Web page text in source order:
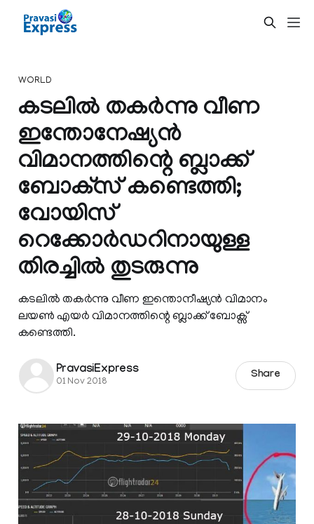
WORLD
കടലില്‍ തകര്‍ന്നു വീണ
ഇന്തോനേഷ്യന്‍
വിമാനത്തിന്റെ ബ്ലാക്ക്
ബോക്‌സ് കണ്ടെത്തി;
വോയിസ്
റെക്കോര്‍ഡറിനായുള്ള
തിരച്ചില്‍ തുടരുന്നു
കടലില്‍ തകർന്നു വീണ ഇന്തൊനീഷ്യന്‍ വിമാനം
ലയൺ എയർ വിമാനത്തിന്റെ ബ്ലാക്ക്‌ ബോക്സ്
കണ്ടെത്തി.
PravasiExpress
01 Nov 2018
Share